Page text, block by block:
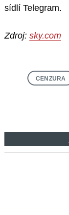
sídlí Telegram.
Zdroj: sky.com
CENZURA